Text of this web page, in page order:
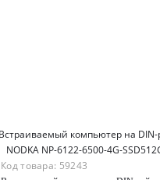
Код товара: 59243